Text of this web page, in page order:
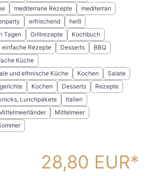
mediterrane Rezepte
mediterran
erfrischend
heiß
Tagen
Grillrezepte
Kochbuch
einfache Rezepte Desserts
BBQ
Küche
und ethnische Küche
Kochen
Salate
Kochen Desserts
Rezepte
Lunchpakete
Italien
Mittelmeer
28,80 EUR